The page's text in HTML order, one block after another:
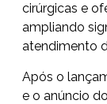
cirúrgicas e
ampliando
atendimento
Após o
e o anúncio